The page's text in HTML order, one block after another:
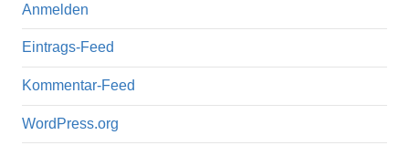
Anmelden
Eintrags-Feed
Kommentar-Feed
WordPress.org